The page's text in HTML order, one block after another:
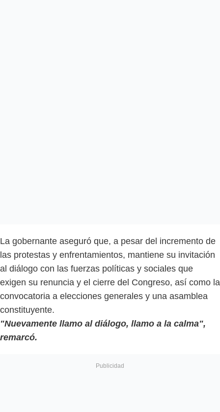
La gobernante aseguró que, a pesar del incremento de
las protestas y enfrentamientos, mantiene su invitación
al diálogo con las fuerzas políticas y sociales que
exigen su renuncia y el cierre del Congreso, así como la
convocatoria a elecciones generales y una asamblea
constituyente.
"Nuevamente llamo al diálogo, llamo a la calma",
remarcó.